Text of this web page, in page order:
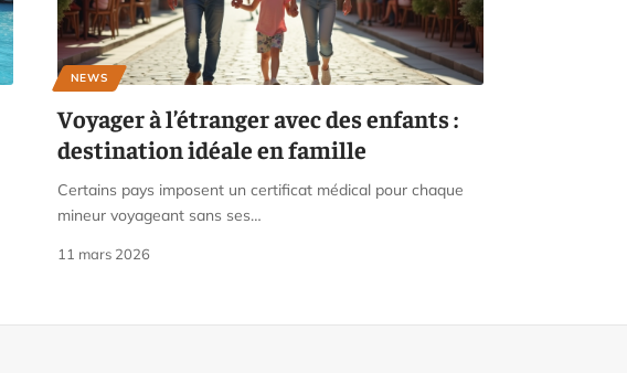
NEWS
Voyager à l’étranger avec des enfants :
destination idéale en famille
Certains pays imposent un certificat médical pour chaque
mineur voyageant sans ses…
11 mars 2026